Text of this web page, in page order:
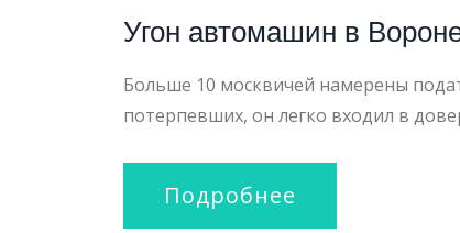
Угон автомашин в
Больше 10 москвичей намерены
потерпевших, он легко входил в
Подробнее